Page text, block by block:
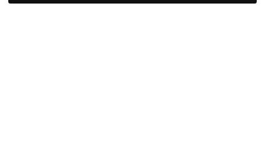
Я согласен сполитикой конфиденциальности